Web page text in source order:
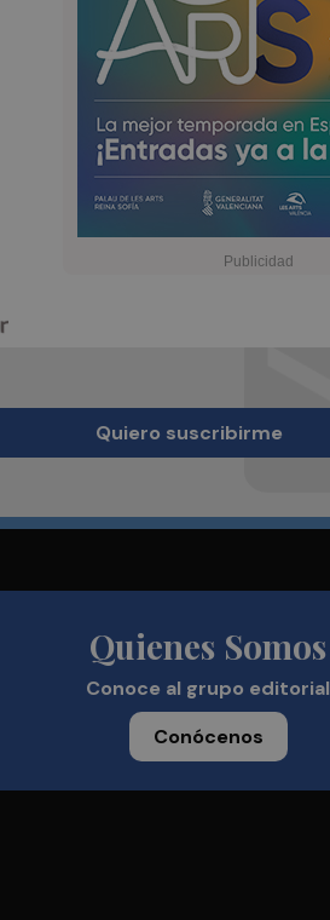
Quiero suscribirme
Quienes Somos
Conoce al grupo editorial
Conócenos